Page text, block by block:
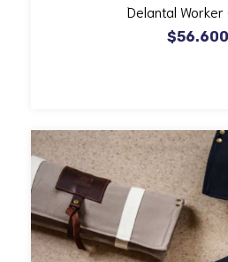
Delantal Worker
$56.600